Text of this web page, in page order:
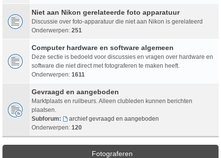
Niet aan Nikon gerelateerde foto apparatuur
Discussie over foto-apparatuur die niet aan Nikon is gerelateerd
Onderwerpen: 251
Computer hardware en software algemeen
Deze sectie is bedoeld voor discussies en vragen over hardware en
software die niet direct met fotograferen te maken heeft.
Onderwerpen: 1611
Gevraagd en aangeboden
Marktplaats en ruilbeurs. Alleen clubleden kunnen berichten
plaatsen.
Subforum:
archief gevraagd en aangeboden
Onderwerpen: 120
Fotograferen